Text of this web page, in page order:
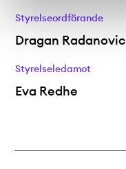
Styrelseordförande
Dragan Radanovic
Styrelseledamot
Eva Redhe